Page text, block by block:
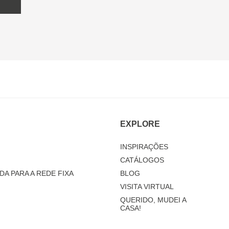
PARA A REDE FIXA
EXPLORE
INSPIRAÇÕES
CATÁLOGOS
BLOG
VISITA VIRTUAL
QUERIDO, MUDEI A
CASA!